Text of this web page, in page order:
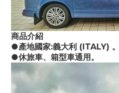
商品介紹
●產地國家:義大利 (ITALY) 。
●休旅車、箱型車通用。